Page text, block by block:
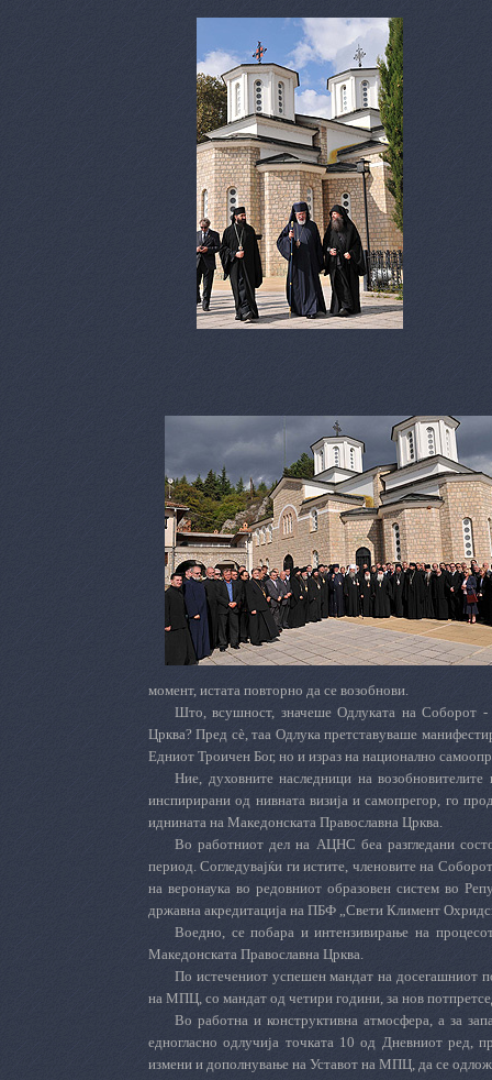
момент, истата повторно да се возобнови.
Што, всушност, значеше Одлуката на Соборот -
Црква? Пред сè, таа Одлука претставуваше
Едниот Троичен Бог, но и израз на национално
Ние, духовните наследници на
инспирирани од нивната визија и самопрегор, го
иднината на Македонската Православна Црква.
Во работниот дел на АЦНС беа разгледани
период. Согледувајќи ги истите, членовите на
на веронаука во редовниот образовен систем во
државна акредитација на ПБФ „Свети Климент
Воедно, се побара и интензивирање на
Македонската Православна Црква.
По истечениот успешен мандат на досегашниот
на МПЦ, со мандат од четири години, за нов
Во работна и конструктивна атмосфера, а за
едногласно одлучија точката 10 од Дневниот ред,
измени и дополнување на Уставот на МПЦ, да се